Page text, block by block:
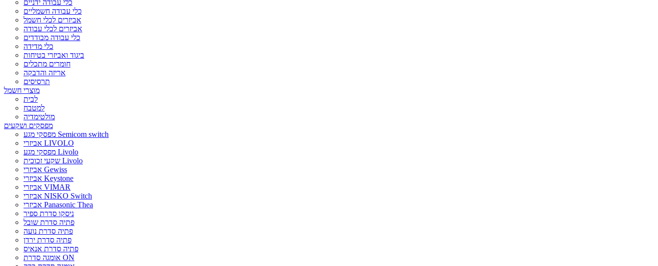
כלי עבודה ידניים
כלי עבודה חשמליים
אביזרים לכלי חשמל
אביזרים לכלי עבודה
כלי עבודה מבודדים
כלי מדידה
ביגוד ואביזרי בטיחות
חומרים מתכלים
אריזה והדבקה
תרסיסים
מוצרי חשמל
לבית
למטבח
מולטימדיה
מפסקים ושקעים
מפסקי מגע Semicom switch
אביזרי LIVOLO
מפסקי מגע Livolo
שקעי זכוכית Livolo
אביזרי Gewiss
אביזרי Keystone
אביזרי VIMAR
אביזרי NISKO Switch
אביזרי Panasonic Thea
ניסקו סדרת ספיר
פתיה סדרת שובל
פתיה סדרת נועה
פתיה סדרת ירדן
פתיה סדרת אנאיס
אומגה סדרת ON